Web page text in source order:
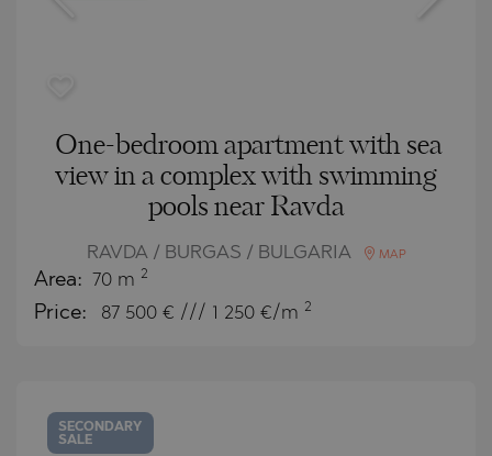
One-bedroom apartment with sea
view in a complex with swimming
pools near Ravda
RAVDA / BURGAS / BULGARIA MAP
Area: 70 m 2
Price: 87 500 € /// 1 250 €/m 2
SECONDARY
SALE